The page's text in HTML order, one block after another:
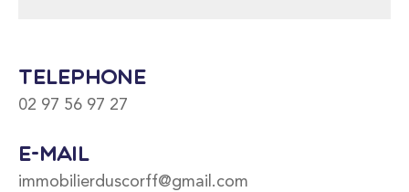
Téléphone
02 97 56 97 27
E-mail
immobilierduscorff@gmail.com